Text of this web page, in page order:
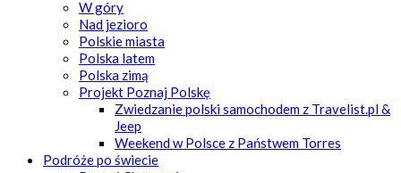
W góry
Nad jezioro
Polskie miasta
Polska latem
Polska zimą
Projekt Poznaj Polskę
Zwiedzanie polski samochodem z Travelist.pl &
Jeep
Weekend w Polsce z Państwem Torres
Podróże po świecie